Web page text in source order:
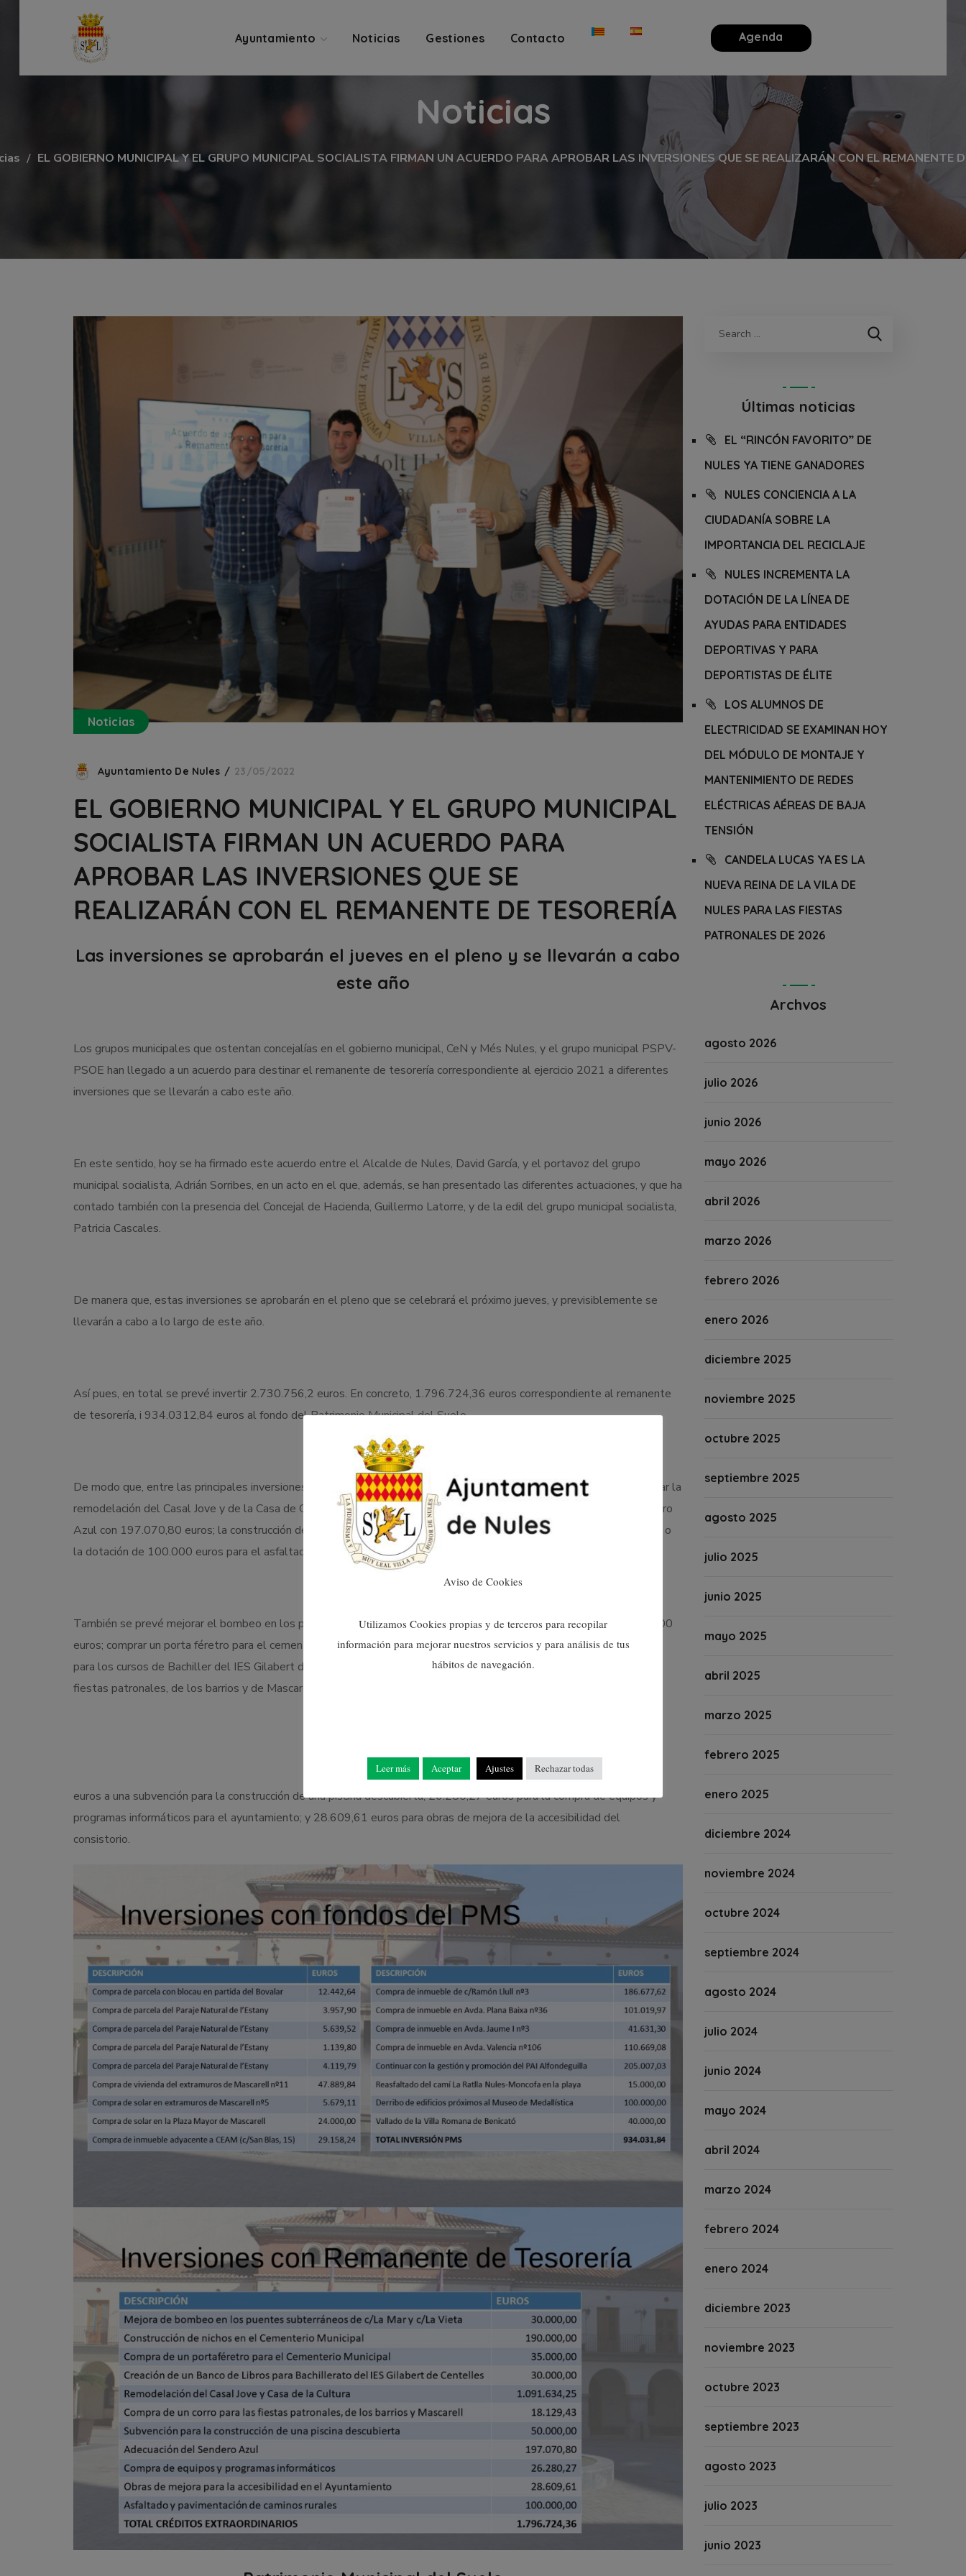
Ayuntamiento Noticias Gestiones Contacto Agenda
Noticias
EL GOBIERNO MUNICIPAL Y EL GRUPO MUNICIPAL SOCIALISTA FIRMAN UN ACUERDO PARA APROBAR LAS INVERSIONES QUE SE REALIZARÁN CON EL REMANENTE
Noticias
Ayuntamiento De Nules 23/05/2022
EL GOBIERNO MUNICIPAL Y EL GRUPO MUNICIPAL
SOCIALISTA FIRMAN UN ACUERDO PARA
APROBAR LAS INVERSIONES QUE SE
REALIZARÁN CON EL REMANENTE DE TESORERÍA
Las inversiones se aprobarán el jueves en el pleno y se llevarán a cabo
este año
Los grupos municipales que ostentan concejalías en el gobierno municipal, CeN y Més Nules, y el grupo municipal PSPV-
PSOE han llegado a un acuerdo para destinar el remanente de tesorería correspondiente al ejercicio 2021 a diferentes
inversiones que se llevarán a cabo este año.
En este sentido, hoy se ha firmado este acuerdo entre el Alcalde de Nules, David García, y el portavoz del grupo
municipal socialista, Adrián Sorribes, en un acto en el que, además, se han presentado las diferentes actuaciones, y que ha
contado también con la presencia del Concejal de Hacienda, Guillermo Latorre, y de la edil del grupo municipal socialista,
Patricia Cascales.
De manera que, estas inversiones se aprobarán en el pleno que se celebrará el próximo jueves, y previsiblemente se
llevarán a cabo a lo largo de este año.
Así pues, en total se prevé invertir 2.730.756,2 euros. En concreto, 1.796.724,36 euros correspondiente al remanente
de tesorería, i 934.0312,84 euros al fondo del Patrimonio Municipal del Suelo.
De modo que, entre las principales inversiones acordadas que se realizarán con el remanente de tesorería cabe señalar la
remodelación del Casal Jove y de la Casa de Cultura con un importe de 1.091.634, 25 euros; la adecuación del Sendero
Azul con 197.070,80 euros; la construcción de nichos en el cementerio municipal con un montante de 190.000 euros; o
la dotación de 100.000 euros para el asfaltado y pavimentación de caminos rurales.
También se prevé mejorar el bombeo en los puentes subterráneos del camino la Mar y del camino La Vieta con 30.000
euros; comprar un porta féretro para el cementerio municipal con un importe de 35.000 euros; crear un banco de libros
para los cursos de Bachiller del IES Gilabert de Centelles con una dotación de 30.000 euros; comprar un toril para las
fiestas patronales, de los barrios y de Mascarell con un importe de 18.129,43 euros; así mismo, se destinará 50.000
euros a una subvención para la construcción de una piscina descubierta; 26.280,27 euros para la compra de equipos y
programas informáticos para el ayuntamiento; y 28.609,61 euros para obras de mejora de la accesibilidad del
consistorio.
Últimas noticias
EL “RINCÓN FAVORITO” DE
NULES YA TIENE GANADORES
NULES CONCIENCIA A LA
CIUDADANÍA SOBRE LA
IMPORTANCIA DEL RECICLAJE
NULES INCREMENTA LA
DOTACIÓN DE LA LÍNEA DE
AYUDAS PARA ENTIDADES
DEPORTIVAS Y PARA
DEPORTISTAS DE ÉLITE
LOS ALUMNOS DE
ELECTRICIDAD SE EXAMINAN HOY
DEL MÓDULO DE MONTAJE Y
MANTENIMIENTO DE REDES
ELÉCTRICAS AÉREAS DE BAJA
TENSIÓN
CANDELA LUCAS YA ES LA
NUEVA REINA DE LA VILA DE
NULES PARA LAS FIESTAS
PATRONALES DE 2026
Archvos
agosto 2026
julio 2026
junio 2026
mayo 2026
abril 2026
marzo 2026
febrero 2026
enero 2026
diciembre 2025
noviembre 2025
octubre 2025
septiembre 2025
agosto 2025
julio 2025
junio 2025
mayo 2025
abril 2025
marzo 2025
febrero 2025
enero 2025
diciembre 2024
noviembre 2024
octubre 2024
septiembre 2024
agosto 2024
julio 2024
junio 2024
mayo 2024
abril 2024
marzo 2024
febrero 2024
enero 2024
diciembre 2023
noviembre 2023
octubre 2023
septiembre 2023
agosto 2023
julio 2023
junio 2023
Aviso de Cookies
Utilizamos Cookies propias y de terceros para recopilar
información para mejorar nuestros servicios y para análisis de tus
hábitos de navegación.
Leer más Aceptar Ajustes Rechazar todas